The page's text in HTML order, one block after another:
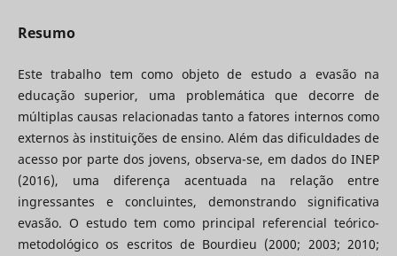
Resumo
Este trabalho tem como objeto de estudo a evasão na
educação superior, uma problemática que decorre de
múltiplas causas relacionadas tanto a fatores internos como
externos às instituições de ensino. Além das dificuldades de
acesso por parte dos jovens, observa-se, em dados do INEP
(2016), uma diferença acentuada na relação entre
ingressantes e concluintes, demonstrando significativa
evasão. O estudo tem como principal referencial teórico-
metodológico os escritos de Bourdieu (2000; 2003; 2010;